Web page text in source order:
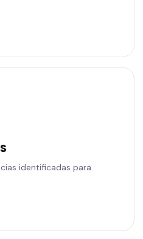
identificadas para